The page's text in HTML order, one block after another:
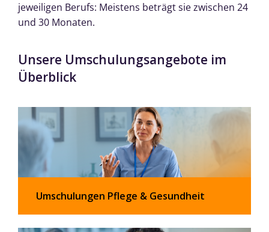
jeweiligen Berufs: Meistens beträgt sie zwischen 24
und 30 Monaten.
Unsere Umschulungsangebote im
Überblick
Umschulungen Pflege & Gesundheit